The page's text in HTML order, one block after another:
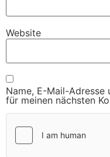
Website
Name, E-Mail-Adresse
für meinen nächsten